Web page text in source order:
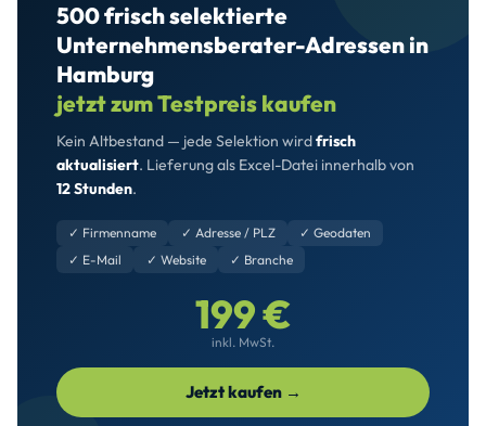
500 frisch selektierte
Unternehmensberater-Adressen in
Hamburg
jetzt zum Testpreis kaufen
Kein Altbestand — jede Selektion wirdfrisch
aktualisiert. Lieferung als Excel-Datei innerhalb von
12 Stunden.
✓ Firmenname ✓ Adresse / PLZ
✓ Geodaten
✓ E-Mail
✓ Website ✓ Branche
199 €
inkl. MwSt.
Jetzt kaufen →